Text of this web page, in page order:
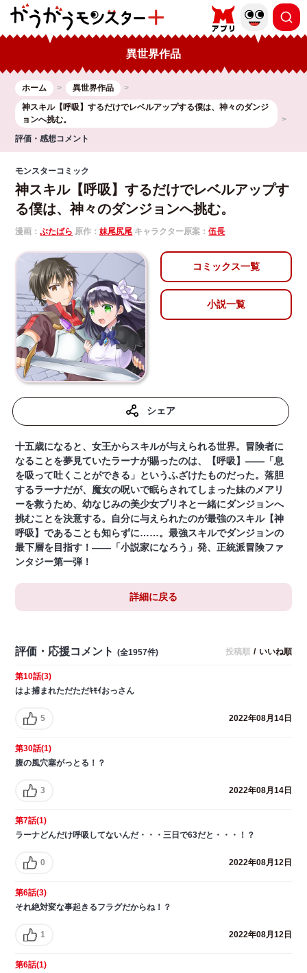
異世界作品
ホーム
異世界作品
神スキル【呼吸】するだけでレベルアップする僕は、神々のダンジ
ョンへ挑む。
評価・感想コメント
モンスターコミック
神スキル【呼吸】するだけでレベルアップす
る僕は、神々のダンジョンへ挑む。
漫画：ぶたばら 原作：妹尾尻尾 キャラクター原案：伍長
コミックス一覧
小説一覧
シェア
十五歳になると、女王からスキルが与えられる世界。冒険者に
なることを夢見ていたラーナが賜ったのは、【呼吸】――「息
を吸って吐くことができる」というふざけたものだった。落胆
するラーナだが、魔女の呪いで眠らされてしまった妹のメアリ
ーを救うため、幼なじみの美少女プリネと一緒にダンジョンへ
挑むことを決意する。自分に与えられたのが最強のスキル【神
呼吸】であることも知らずに……。最強スキルでダンジョンの
最下層を目指す！――「小説家になろう」発、正統派冒険ファ
ンタジー第一弾！
詳細に戻る
評価・応援コメント (全1957件) 投稿順 / いいね順
第10話(3)
はよ捕まれただただｷﾓｲおっさん
5 2022年08月14日
第30話(1)
腹の風穴塞がっとる！？
3 2022年08月14日
第7話(1)
ラーナどんだけ呼吸してないんだ・・・三日で63だと・・・！？
0 2022年08月12日
第6話(3)
それ絶対変な事起きるフラグだからね！？
1 2022年08月12日
第6話(1)